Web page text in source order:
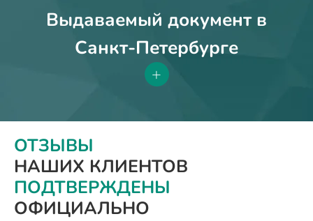
Выдаваемый документ в
Санкт-Петербурге
+
ОТЗЫВЫ
НАШИХ КЛИЕНТОВ
ПОДТВЕРЖДЕНЫ
ОФИЦИАЛЬНО